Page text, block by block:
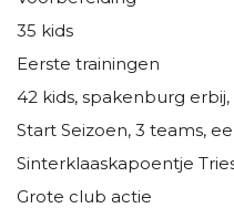
35 kids
Eerste trainingen
42 kids, spakenburg
Start Seizoen, 3 teams,
Sinterklaaskapoentje
Grote club actie